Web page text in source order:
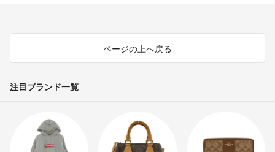
ページの上へ戻る
注目ブランド一覧